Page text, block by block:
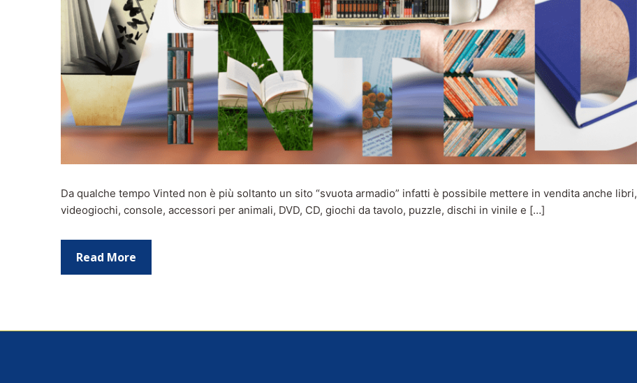
Da qualche tempo Vinted non è più soltanto un sito “svuota armadio” infatti è possibile mettere in vendita anche libri,
videogiochi, console, accessori per animali, DVD, CD, giochi da tavolo, puzzle, dischi in vinile e […]
Read More